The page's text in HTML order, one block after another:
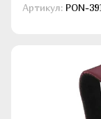
Артикул: PON-